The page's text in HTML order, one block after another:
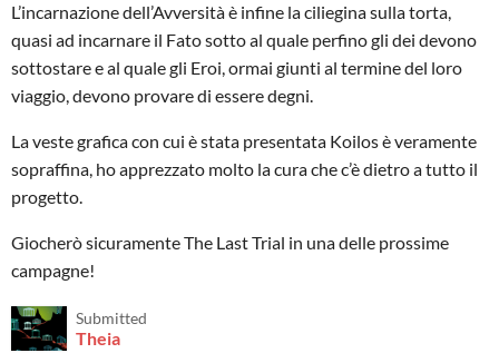
L’incarnazione dell’Avversità è infine la ciliegina sulla torta,
quasi ad incarnare il Fato sotto al quale perfino gli dei devono
sottostare e al quale gli Eroi, ormai giunti al termine del loro
viaggio, devono provare di essere degni.
La veste grafica con cui è stata presentata Koilos è veramente
sopraffina, ho apprezzato molto la cura che c’è dietro a tutto il
progetto.
Giocherò sicuramente The Last Trial in una delle prossime
campagne!
Submitted
Theia